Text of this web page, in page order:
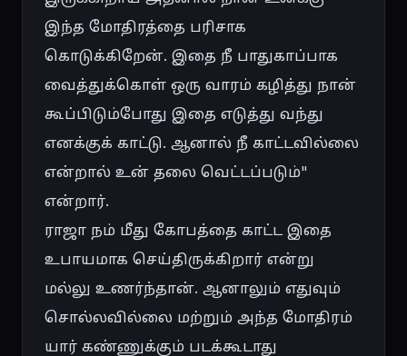
இந்த மோதிரத்தை பரிசாக
கொடுக்கிறேன். இதை நீ பாதுகாப்பாக
வைத்துக்கொள் ஒரு வாரம் கழித்து நான்
கூப்பிடும்போது இதை எடுத்து வந்து
எனக்குக் காட்டு. ஆனால் நீ காட்டவில்லை
என்றால் உன் தலை வெட்டப்படும்"
என்றார்.
ராஜா நம் மீது கோபத்தை காட்ட இதை
உபாயமாக செய்திருக்கிறார் என்று
மல்லு உணர்ந்தான். ஆனாலும் எதுவும்
சொல்லவில்லை மற்றும் அந்த மோதிரம்
யார் கண்ணுக்கும் படக்கூடாது